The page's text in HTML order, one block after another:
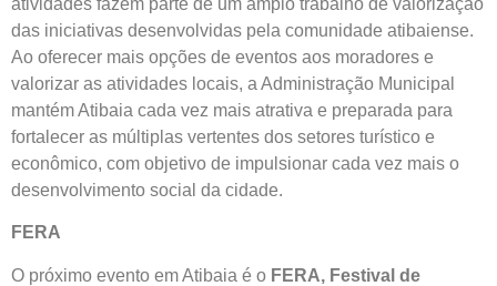
atividades fazem parte de um amplo trabalho de valorização
das iniciativas desenvolvidas pela comunidade atibaiense.
Ao oferecer mais opções de eventos aos moradores e
valorizar as atividades locais, a Administração Municipal
mantém Atibaia cada vez mais atrativa e preparada para
fortalecer as múltiplas vertentes dos setores turístico e
econômico, com objetivo de impulsionar cada vez mais o
desenvolvimento social da cidade.
FERA
O próximo evento em Atibaia é o FERA, Festival de